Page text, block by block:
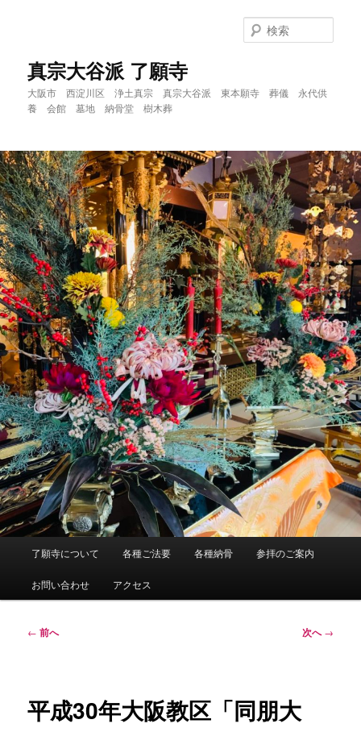
移
動
真宗大谷派 了願寺
大阪市 西淀川区 浄土真宗 真宗大谷派 東本願寺 葬儀 永代供
養 会館 墓地 納骨堂 樹木葬
索
了願寺について 各種ご法要 各種納骨 参拝のご案内
お問い合わせ アクセス
投
ゲ
ー
← 前へ 次へ→
平成30年大阪教区「同朋大